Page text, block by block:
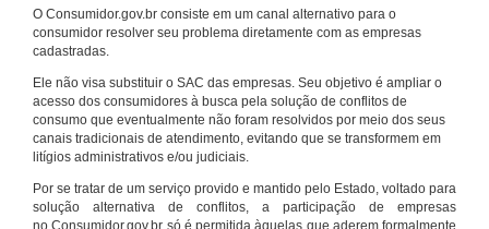
O Consumidor.gov.br consiste em um canal alternativo para o
consumidor resolver seu problema diretamente com as empresas
cadastradas.
Ele não visa substituir o SAC das empresas. Seu objetivo é ampliar o
acesso dos consumidores à busca pela solução de conflitos de
consumo que eventualmente não foram resolvidos por meio dos seus
canais tradicionais de atendimento, evitando que se transformem em
litígios administrativos e/ou judiciais.
Por se tratar de um serviço provido e mantido pelo Estado, voltado para
solução alternativa de conflitos, a participação de empresas